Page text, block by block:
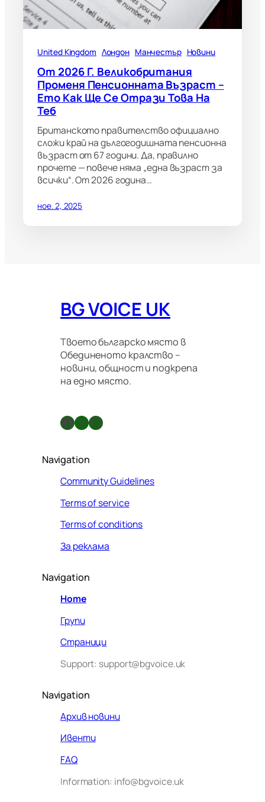
United Kingdom Лондон Манчестър Новини
От 2026 Г. Великобритания
Променя Пенсионната Възраст –
Ето Как Ще Се Отрази Това На
Теб
Британското правителство официално
сложи край на дългогодишната пенсионна
възраст от 67 години. Да, правилно
прочете — повече няма „една възраст за
всички“. От 2026 година…
ное. 2, 2025
BG VOICE UK
Твоето българско място в
Обединеното кралство –
новини, общност и подкрепа
на едно място.
Facebook X GitHub
Navigation
Community Guidelines
Terms of service
Terms of conditions
За реклама
Navigation
Home
Групи
Страници
Support: support@bgvoice.uk
Navigation
Архив новини
Ивенти
FAQ
Information: info@bgvoice.uk
VOICE UK. С какво мога да